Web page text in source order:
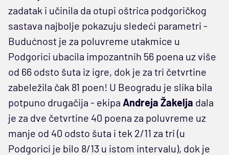
zadatak i učinila da otupi oštrica podgoričkog
sastava najbolje pokazuju sledeći parametri -
Budućnost je za poluvreme utakmice u
Podgorici ubacila impozantnih 56 poena uz više
od 66 odsto šuta iz igre, dok je za tri četvrtine
zabeležila čak 81 poen! U Beogradu je slika bila
potpuno drugačija - ekipa Andreja Žakelja dala
je za dve četvrtine 40 poena za poluvreme uz
manje od 40 odsto šuta i tek 2/11 za tri (u
Podgorici je bilo 8/13 u istom intervalu), dok je